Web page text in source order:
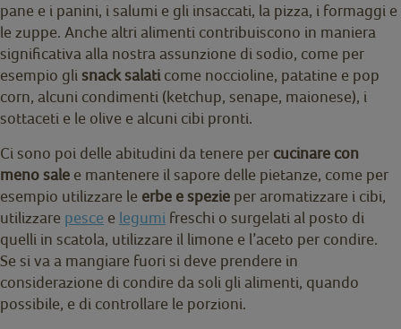
pane e i panini, i salumi e gli insaccati, la pizza, i formaggi e
le zuppe. Anche altri alimenti contribuiscono in maniera
significativa alla nostra assunzione di sodio, come per
esempio gli snack salati come noccioline, patatine e pop
corn, alcuni condimenti (ketchup, senape, maionese), i
sottaceti e le olive e alcuni cibi pronti.
Ci sono poi delle abitudini da tenere per cucinare con
meno sale e mantenere il sapore delle pietanze, come per
esempio utilizzare le erbe e spezie per aromatizzare i cibi,
utilizzare pesce e legumi freschi o surgelati al posto di
quelli in scatola, utilizzare il limone e l’aceto per condire.
Se si va a mangiare fuori si deve prendere in
considerazione di condire da soli gli alimenti, quando
possibile, e di controllare le porzioni.